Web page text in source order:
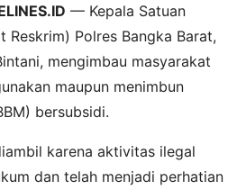
— Kepala Satuan
Reskrim) Polres Bangka Barat,
mengimbau masyarakat
maupun menimbun
bersubsidi.
karena aktivitas ilegal
dan telah menjadi perhatian